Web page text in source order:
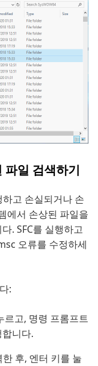
파일 검색하기
고 손실되거나 손
에서 손상된 파일을
. SFC를 실행하고
오류를 수정하세
:
고, 명령 프롬프트
니다.
후, 엔터 키를 눌